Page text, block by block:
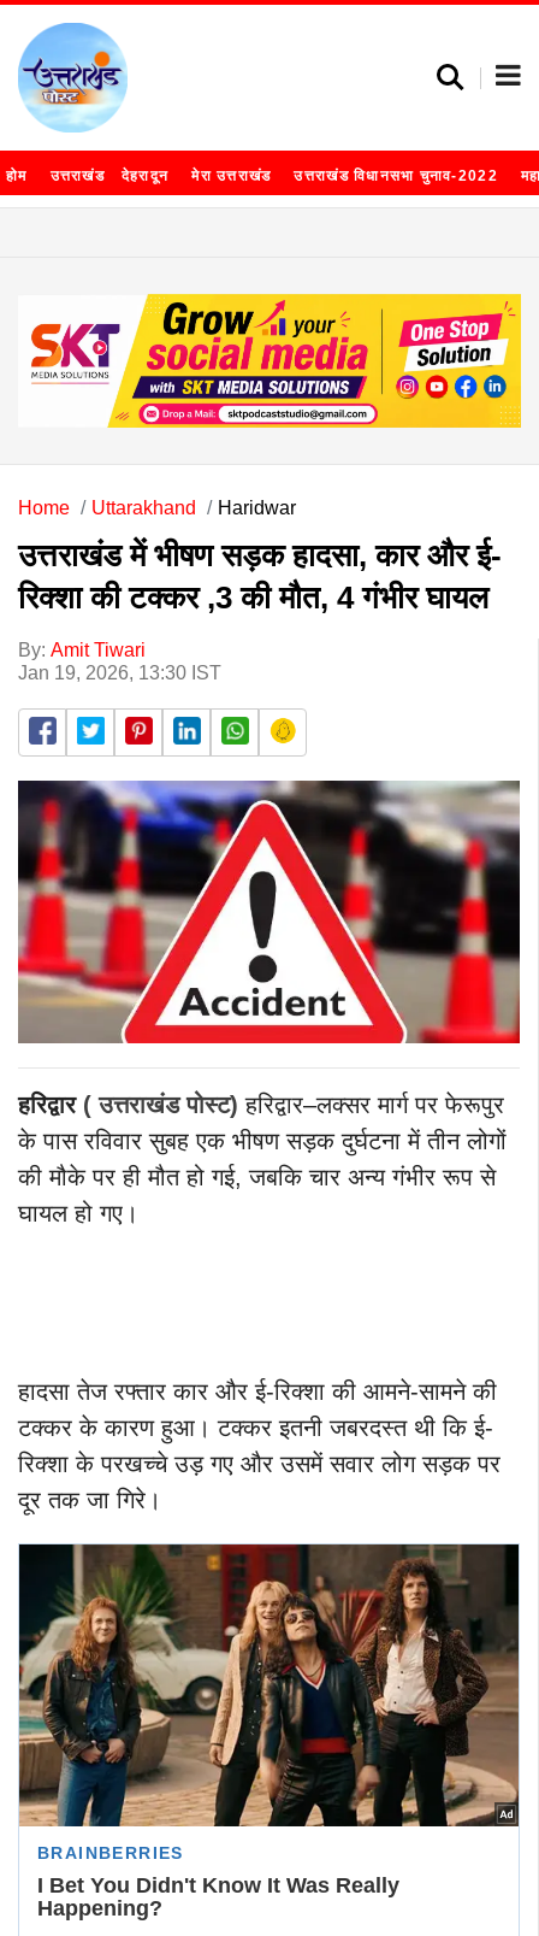
होम उत्तराखंड देहरादून मेरा उत्तराखंड उत्तराखंड विधानसभा चुनाव-2022
Home Uttarakhand Haridwar
उत्तराखंड में भीषण सड़क हादसा, कार और ई-
रिक्शा की टक्कर ,3 की मौत, 4 गंभीर घायल
By: Amit Tiwari
Jan 19, 2026, 13:30 IST
हरिद्वार( उत्तराखंड पोस्ट) हरिद्वार–लक्सर मार्ग पर फेरूपुर
के पास रविवार सुबह एक भीषण सड़क दुर्घटना में तीन लोगों
की मौके पर ही मौत हो गई, जबकि चार अन्य गंभीर रूप से
घायल हो गए।
हादसा तेज रफ्तार कार और ई-रिक्शा की आमने-सामने की
टक्कर के कारण हुआ। टक्कर इतनी जबरदस्त थी कि ई-
रिक्शा के परखच्चे उड़ गए और उसमें सवार लोग सड़क पर
दूर तक जा गिरे।